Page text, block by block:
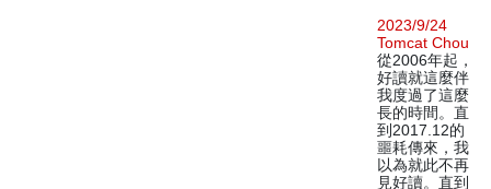
2023/9/24
Tomcat Chou
從2006年起，
好讀就這麼伴
我度過了這麼
長的時間。直
到2017.12的
噩耗傳來，我
以為就此不再
見好讀。直到